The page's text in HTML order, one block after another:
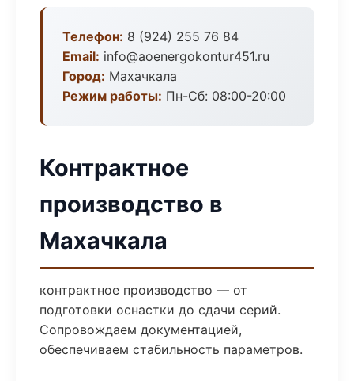
Телефон: 8 (924) 255 76 84
Email: info@aoenergokontur451.ru
Город: Махачкала
Режим работы: Пн-Сб: 08:00-20:00
Контрактное
производство в
Махачкала
контрактное производство — от
подготовки оснастки до сдачи серий.
Сопровождаем документацией,
обеспечиваем стабильность параметров.